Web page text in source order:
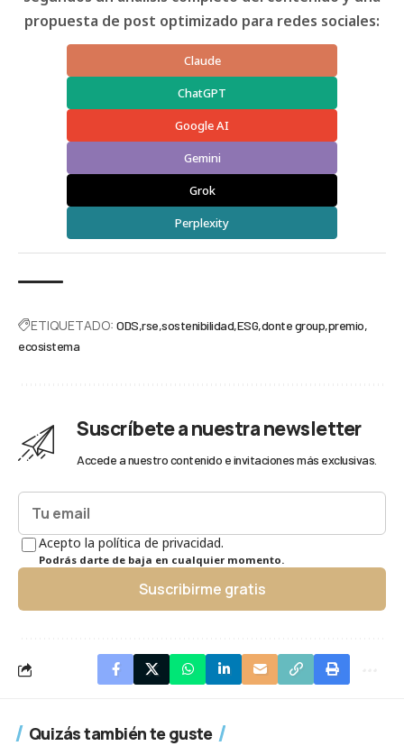
propuesta de post optimizado para redes sociales:
Claude
ChatGPT
Google AI
Gemini
Grok
Perplexity
ETIQUETADO: ODS rse sostenibilidad ESG donte group premio
ecosistema
Suscríbete a nuestra newsletter
Accede a nuestro contenido e invitaciones más exclusivas.
Acepto la política de privacidad.
Podrás darte de baja en cualquier momento.
Suscribirme gratis
Quizás también te guste